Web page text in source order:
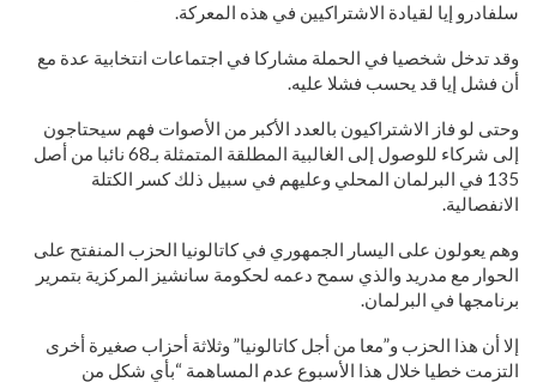
سلفادرو إيا لقيادة الاشتراكيين في هذه المعركة.
وقد تدخل شخصيا في الحملة مشاركا في اجتماعات انتخابية عدة مع
أن فشل إيا قد يحسب فشلا عليه.
وحتى لو فاز الاشتراكيون بالعدد الأكبر من الأصوات فهم سيحتاجون
إلى شركاء للوصول إلى الغالبية المطلقة المتمثلة بـ68 نائبا من أصل
135 في البرلمان المحلي وعليهم في سبيل ذلك كسر الكتلة
الانفصالية.
وهم يعولون على اليسار الجمهوري في كاتالونيا الحزب المنفتح على
الحوار مع مدريد والذي سمح دعمه لحكومة سانشيز المركزية بتمرير
برنامجها في البرلمان.
إلا أن هذا الحزب و”معا من أجل كاتالونيا” وثلاثة أحزاب صغيرة أخرى
التزمت خطيا خلال هذا الأسبوع عدم المساهمة “بأي شكل من